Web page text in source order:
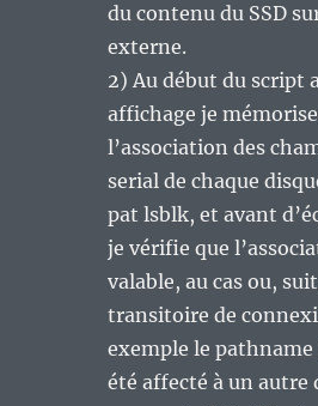
du contenu du SSD
externe.
2) Au début du script
affichage je
l’association des
serial de chaque
pat lsblk, et avant
je vérifie que
valable, au cas ou,
transitoire de
exemple le
été affecté à un autre